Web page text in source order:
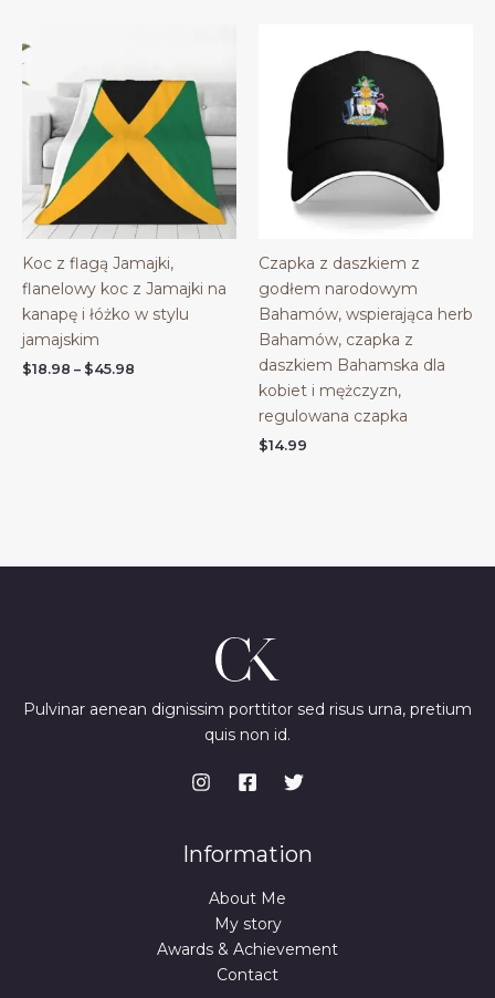
Koc z flagą Jamajki,
flanelowy koc z Jamajki na
kanapę i łóżko w stylu
jamajskim
$18.98 – $45.98
Czapka z daszkiem z
godłem narodowym
Bahamów, wspierająca herb
Bahamów, czapka z
daszkiem Bahamska dla
kobiet i mężczyzn,
regulowana czapka
$14.99
Pulvinar aenean dignissim porttitor sed risus urna, pretium
quis non id.
Information
About Me
My story
Awards & Achievement
Contact